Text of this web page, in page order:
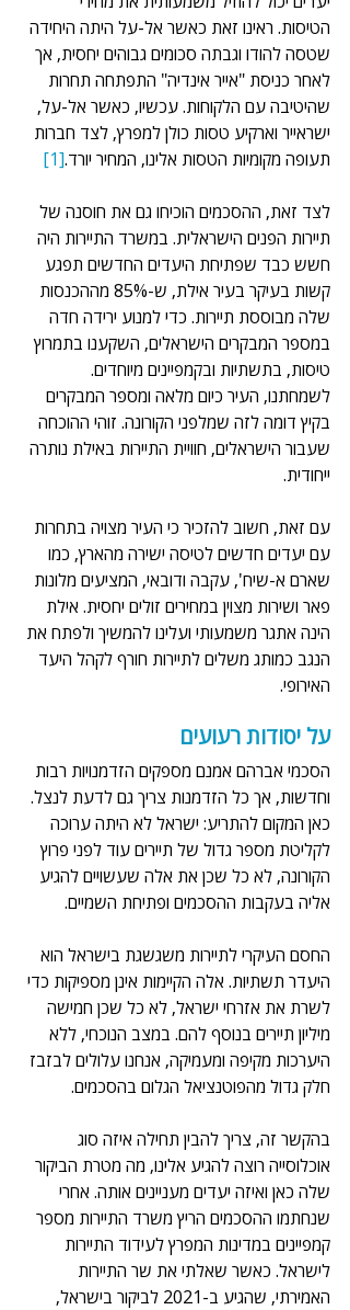
הטיסות. ראינו זאת כאשר אל-על היתה היחידה
שטסה להודו וגבתה סכומים גבוהים יחסית, אך
לאחר כניסת "אייר אינדיה" התפתחה תחרות
שהיטיבה עם הלקוחות. עכשיו, כאשר אל-על,
ישראייר וארקיע טסות כולן למפרץ, לצד חברות
תעופה מקומיות הטסות אלינו, המחיר יורד.[1]
לצד זאת, ההסכמים הוכיחו גם את חוסנה של
תיירות הפנים הישראלית. במשרד התיירות היה
חשש כבד שפתיחת היעדים החדשים תפגע
קשות בעיקר בעיר אילת, ש-85% מההכנסות
שלה מבוססת תיירות. כדי למנוע ירידה חדה
במספר המבקרים הישראלים, השקענו בתמרוץ
טיסות, בתשתיות ובקמפיינים מיוחדים.
לשמחתנו, העיר כיום מלאה ומספר המבקרים
בקיץ דומה לזה שמלפני הקורונה. זוהי ההוכחה
שעבור הישראלים, חוויית התיירות באילת נותרה
ייחודית.
עם זאת, חשוב להזכיר כי העיר מצויה בתחרות
עם יעדים חדשים לטיסה ישירה מהארץ, כמו
שארם א-שיח', עקבה ודובאי, המציעים מלונות
פאר ושירות מצוין במחירים זולים יחסית. אילת
הינה אתגר משמעותי ועלינו להמשיך ולפתח את
הנגב כמותג משלים לתיירות חורף לקהל היעד
האירופי.
על יסודות רעועים
הסכמי אברהם אמנם מספקים הזדמנויות רבות
וחדשות, אך כל הזדמנות צריך גם לדעת לנצל.
כאן המקום להתריע: ישראל לא היתה ערוכה
לקליטת מספר גדול של תיירים עוד לפני פרוץ
הקורונה, לא כל שכן את אלה שעשויים להגיע
אליה בעקבות ההסכמים ופתיחת השמיים.
החסם העיקרי לתיירות משגשגת בישראל הוא
היעדר תשתיות. אלה הקיימות אינן מספיקות כדי
לשרת את אזרחי ישראל, לא כל שכן חמישה
מיליון תיירים בנוסף להם. במצב הנוכחי, ללא
היערכות מקיפה ומעמיקה, אנחנו עלולים לבזבז
חלק גדול מהפוטנציאל הגלום בהסכמים.
בהקשר זה, צריך להבין תחילה איזה סוג
אוכלוסייה רוצה להגיע אלינו, מה מטרת הביקור
שלה כאן ואיזה יעדים מעניינים אותה. אחרי
שנחתמו ההסכמים הריץ משרד התיירות מספר
קמפיינים במדינות המפרץ לעידוד התיירות
לישראל. כאשר שאלתי את שר התיירות
האמירתי, שהגיע ב-2021 לביקור בישראל,